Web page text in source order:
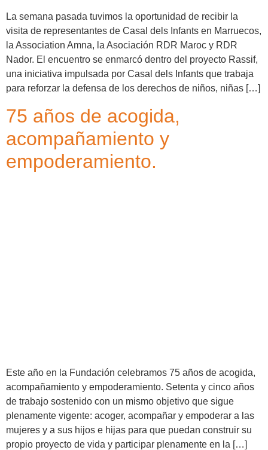
La semana pasada tuvimos la oportunidad de recibir la
visita de representantes de Casal dels Infants en Marruecos,
la Association Amna, la Asociación RDR Maroc y RDR
Nador. El encuentro se enmarcó dentro del proyecto Rassif,
una iniciativa impulsada por Casal dels Infants que trabaja
para reforzar la defensa de los derechos de niños, niñas […]
75 años de acogida,
acompañamiento y
empoderamiento.
Este año en la Fundación celebramos 75 años de acogida,
acompañamiento y empoderamiento. Setenta y cinco años
de trabajo sostenido con un mismo objetivo que sigue
plenamente vigente: acoger, acompañar y empoderar a las
mujeres y a sus hijos e hijas para que puedan construir su
propio proyecto de vida y participar plenamente en la […]